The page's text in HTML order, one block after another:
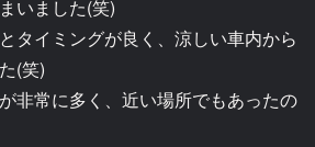
いました(笑)
タイミングが良く、涼しい車内から
(笑)
非常に多く、近い場所でもあったの